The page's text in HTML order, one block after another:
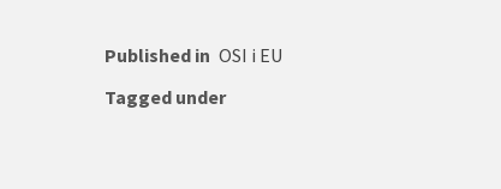
Published in OSI i EU
Tagged under